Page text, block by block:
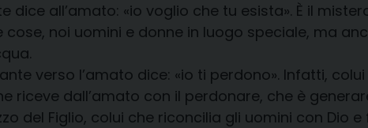
dice all’amato: «io voglio che tu esista». È il
noi uomini e donne in luogo speciale, ma
verso l’amato dice: «io ti perdono». Infatti,
riceve dall’amato con il perdonare, che è
del Figlio, colui che riconcilia gli uomini con Dio e